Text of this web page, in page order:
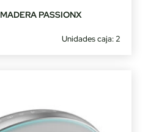
PASSIONX
Unidades caja: 2